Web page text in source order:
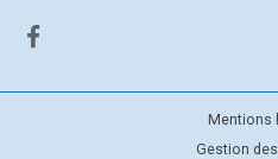
Mentions
Gestion